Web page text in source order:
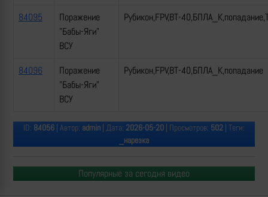
84095
Поражение
"Бабы-Яги"
ВСУ
Рубикон,FPV,ВТ-
84096
Поражение
"Бабы-Яги"
ВСУ
Рубикон,FPV,ВТ-40,БПЛА_К,попадание
ID: 84056 | Автор: admin | Дата: 2026-05-20 | Просмотров: 502 | Теги:
_нарезка
Популярные за сегодня видео